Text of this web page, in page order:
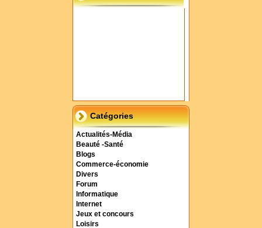
Catégories
Actualités-Média
Beauté -Santé
Blogs
Commerce-économie
Divers
Forum
Informatique
Internet
Jeux et concours
Loisirs